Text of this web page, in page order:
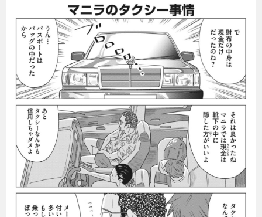
副業 ニュース
グルメ スキル
暮らし エンタメ
連載一覧